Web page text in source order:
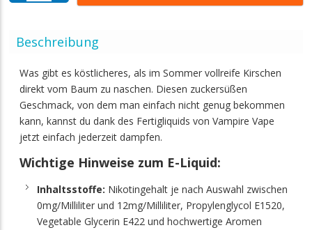
Beschreibung
Was gibt es köstlicheres, als im Sommer vollreife Kirschen
direkt vom Baum zu naschen. Diesen zuckersüßen
Geschmack, von dem man einfach nicht genug bekommen
kann, kannst du dank des Fertigliquids von Vampire Vape
jetzt einfach jederzeit dampfen.
Wichtige Hinweise zum E-Liquid:
Inhaltsstoffe: Nikotingehalt je nach Auswahl zwischen
0mg/Milliliter und 12mg/Milliliter, Propylenglycol E1520,
Vegetable Glycerin E422 und hochwertige Aromen